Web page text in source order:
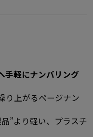
手軽にナンバリング
り上がるページナン
”より軽い、プラスチ